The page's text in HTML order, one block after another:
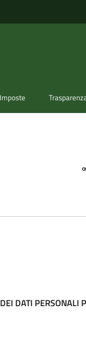
Imposte
DATI PERSONALI